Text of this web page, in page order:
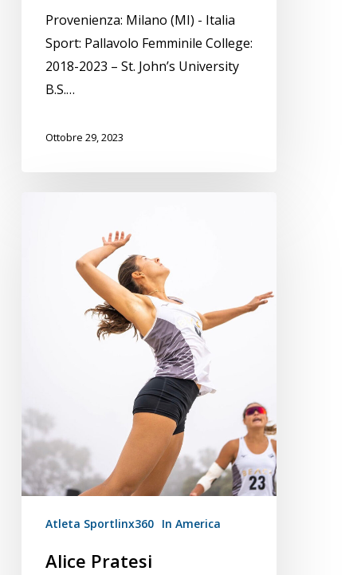
Provenienza: Milano (MI) - Italia
Sport: Pallavolo Femminile College:
2018-2023 – St. John’s University
B.S.…
Ottobre 29, 2023
Atleta Sportlinx360 In America
Alice Pratesi